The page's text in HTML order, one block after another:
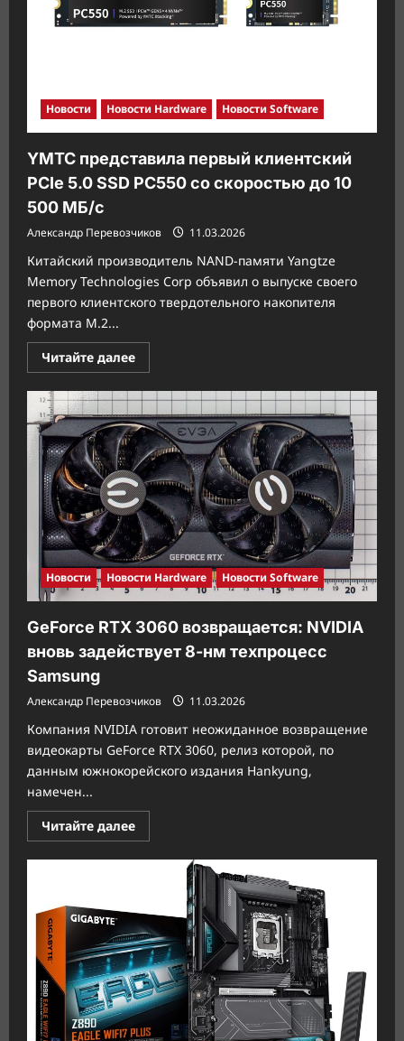
чиплетной
архитектурой
Новости Новости Hardware Новости Software
YMTC представила первый клиентский
PCIe 5.0 SSD PC550 со скоростью до 10
500 МБ/с
Александр Перевозчиков 11.03.2026
Китайский производитель NAND-памяти Yangtze
Memory Technologies Corp объявил о выпуске своего
первого клиентского твердотельного накопителя
формата M.2...
Читайте далееПрочитать
больше
YMTC
первый
клиентский
PCIe
5.0
SSD
PC550
со
скоростью
до
10
500
МБ/
с
Новости Новости Hardware Новости Software
GeForce RTX 3060 возвращается: NVIDIA
вновь задействует 8-нм техпроцесс
Samsung
Александр Перевозчиков 11.03.2026
Компания NVIDIA готовит неожиданное возвращение
видеокарты GeForce RTX 3060, релиз которой, по
данным южнокорейского издания Hankyung,
намечен...
Читайте далееПрочитать
больше
GeForce
возвращается:
NVIDIA
вновь
задействует
8-
нм
техпроцесс
Samsung